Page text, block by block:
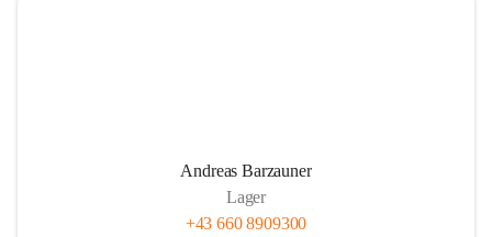
Andreas Barzauner
Lager
+43 660 8909300